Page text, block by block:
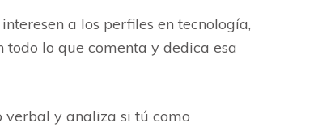
a los perfiles en tecnología,
todo lo que comenta y dedica esa
verbal y analiza si tú como